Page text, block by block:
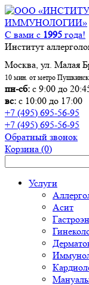
С вами с 1995 года!
Институт
Москва, ул. Малая
10 мин. от метро
пн-сб: с 9:00 до
вс: с 10:00 до 17:00
+7 (495) 695-56-95
+7 (495) 695-56-95
Обратный звонок
Корзина (0)
Услуги
Асит